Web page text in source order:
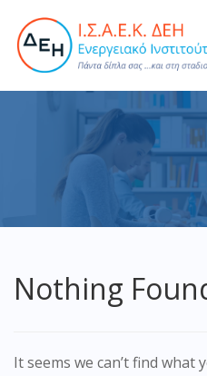
Nothing
It seems we can’t find what